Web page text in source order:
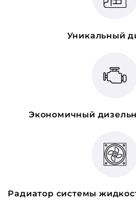
Уникальный
Экономичный
Радиатор системы